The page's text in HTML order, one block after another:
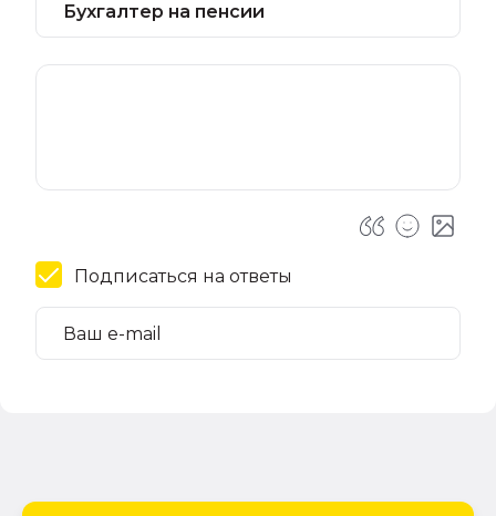
Подписаться на ответы